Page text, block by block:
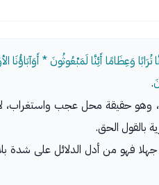
وَعِظَامًا أَئِنَّا لَمَبْعُوثُونَ * أَوَآبَاؤُنَا
.
وهو حقيقة محل عجب واستغراب،
بالقول الحق.
فهو من أدل الدلائل على شدة